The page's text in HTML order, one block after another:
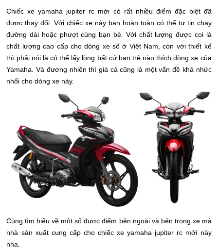
Chiếc xe yamaha jupiter rc mới có rất nhiều điểm đặc biệt đã
được thay đổi. Với chiếc xe này bạn hoàn toàn có thể tự tin chạy
đường dài hoặc phượt cùng bạn bè. Với chất lượng được coi là
chất lượng cao cấp cho dòng xe số ở Việt Nam, còn với thiết kế
thì phải nói là có thể lấy lòng bất cứ bạn trẻ nào thích dòng xe của
Yamaha. Và đương nhiên thì giá cả cũng là một vấn đề khá nhức
nhối cho dòng xe này.
Cùng tìm hiểu về một số được điểm bên ngoài và bên trong xe mà
nhà sản xuất cung cấp cho chiếc xe yamaha jupiter rc mới này
nha.